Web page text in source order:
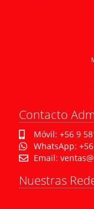
Contacto
Móvil: +56 9
WhatsApp:
Email:
Nuestras